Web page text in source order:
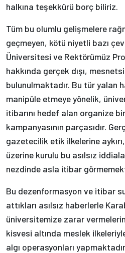
halkına teşekkürü borç biliriz.
Tüm bu olumlu gelişmelere
geçmeyen, kötü niyetli bazı
Üniversitesi ve Rektörümüz
hakkında gerçek dışı,
bulunulmaktadır. Bu tür yalan
manipüle etmeye yönelik,
itibarını hedef alan organize
kampanyasının parçasıdır.
gazetecilik etik ilkelerine
üzerine kurulu bu asılsız
nezdinde asla itibar
Bu dezenformasyon ve itibar
attıkları asılsız haberlerle
üniversitemize zarar
kisvesi altında meslek
algı operasyonları